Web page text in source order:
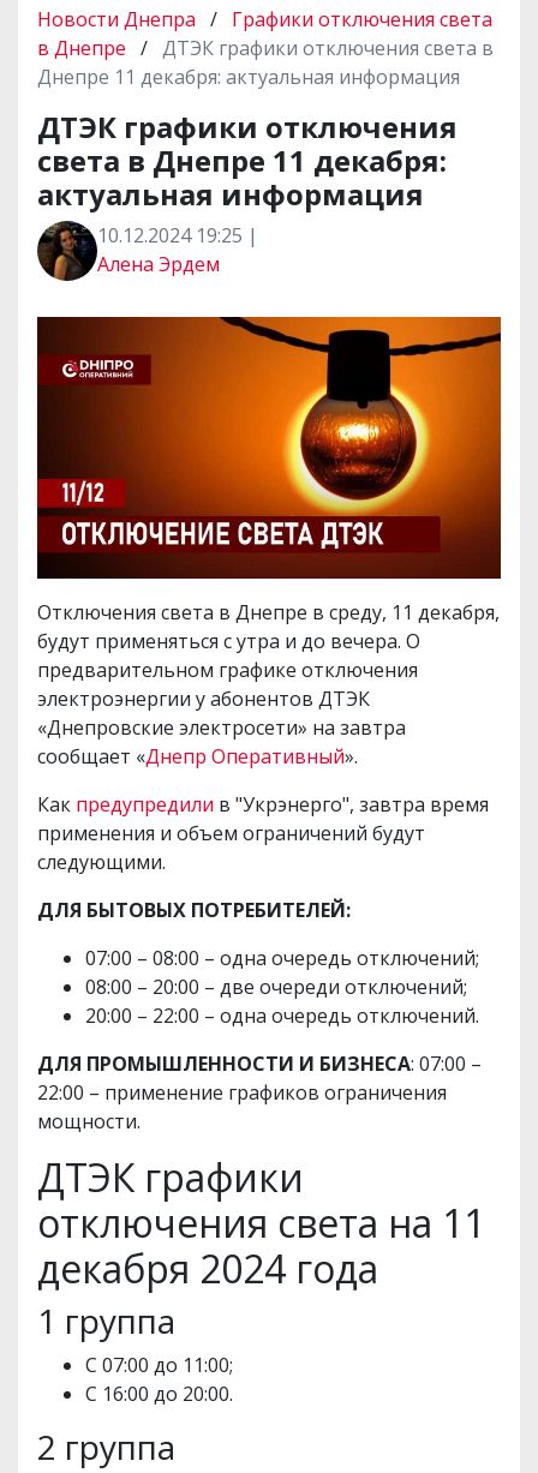
Новости Днепра / Графики отключения света
в Днепре / ДТЭК графики отключения света в
Днепре 11 декабря: актуальная информация
ДТЭК графики отключения
света в Днепре 11 декабря:
актуальная информация
10.12.2024 19:25 |
Алена Эрдем
Отключения света в Днепре в среду, 11 декабря,
будут применяться с утра и до вечера. О
предварительном графике отключения
электроэнергии у абонентов ДТЭК
«Днепровские электросети» на завтра
сообщает «Днепр Оперативный».
Как предупредили в "Укрэнерго", завтра время
применения и объем ограничений будут
следующими.
ДЛЯ БЫТОВЫХ ПОТРЕБИТЕЛЕЙ:
07:00 – 08:00 – одна очередь отключений;
08:00 – 20:00 – две очереди отключений;
20:00 – 22:00 – одна очередь отключений.
ДЛЯ ПРОМЫШЛЕННОСТИ И БИЗНЕСА: 07:00 –
22:00 – применение графиков ограничения
мощности.
ДТЭК графики
отключения света на 11
декабря 2024 года
1 группа
С 07:00 до 11:00;
С 16:00 до 20:00.
2 группа